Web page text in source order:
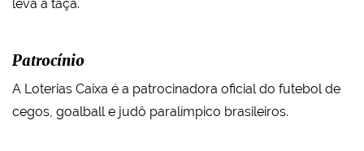
leva a taça.
Patrocínio
A Loterias Caixa é a patrocinadora oficial do futebol de
cegos, goalball e judô paralímpico brasileiros.